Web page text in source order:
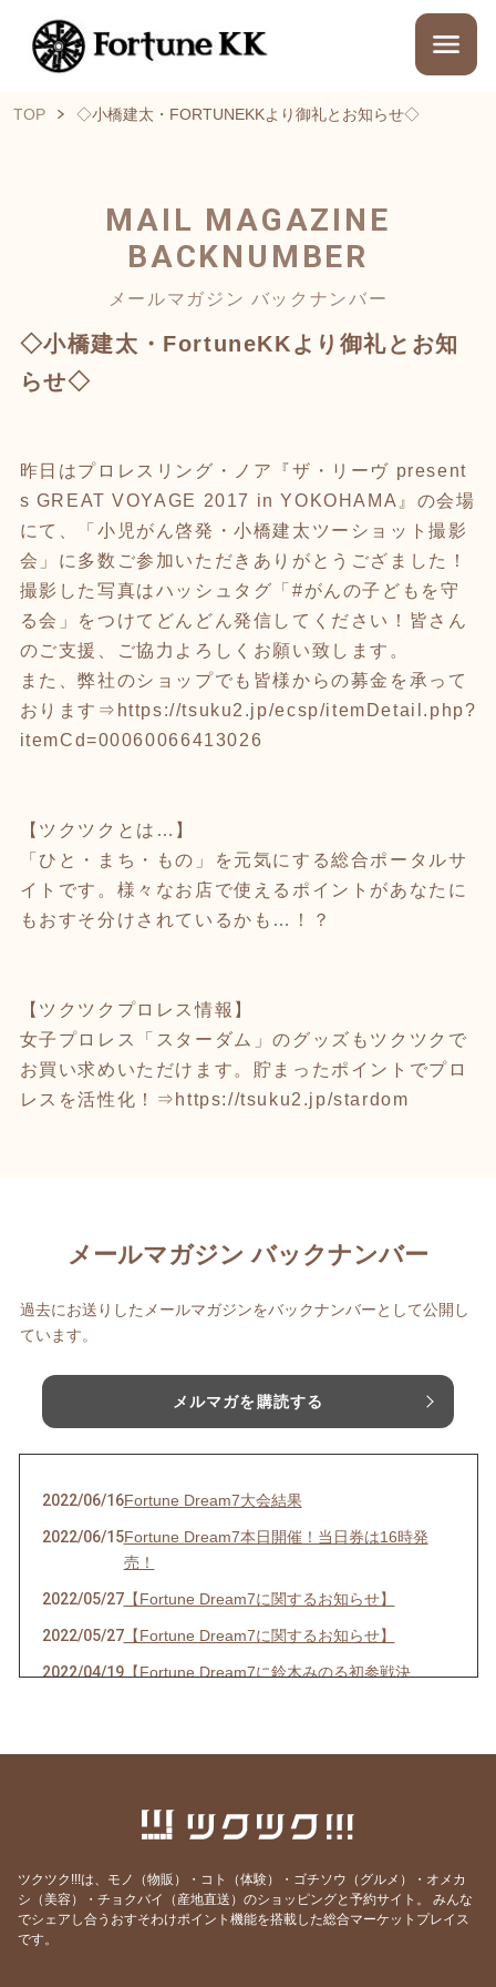
TOP ◇小橋建太・FORTUNEKKより御礼とお知らせ◇
MAIL MAGAZINE
BACKNUMBER
メールマガジン バックナンバー
◇小橋建太・FortuneKKより御礼とお知
らせ◇
昨日はプロレスリング・ノア『ザ・リーヴ present
s GREAT VOYAGE 2017 in YOKOHAMA』の会場
にて、「小児がん啓発・小橋建太ツーショット撮影
会」に多数ご参加いただきありがとうござました！
撮影した写真はハッシュタグ「#がんの子どもを守
る会」をつけてどんどん発信してください！皆さん
のご支援、ご協力よろしくお願い致します。
また、弊社のショップでも皆様からの募金を承って
おります⇒ https://tsuku2.jp/ecsp/itemDetail.php?
itemCd=00060066413026
【ツクツクとは…】
「ひと・まち・もの」を元気にする総合ポータルサ
イトです。様々なお店で使えるポイントがあなたに
もおすそ分けされているかも…！？
【ツクツクプロレス情報】
女子プロレス「スターダム」のグッズもツクツクで
お買い求めいただけます。貯まったポイントでプロ
レスを活性化！⇒ https://tsuku2.jp/stardom
メールマガジン バックナンバー
過去にお送りしたメールマガジンをバックナンバーとして公開し
ています。
メルマガを購読する
2022/06/16Fortune Dream7大会結果
2022/06/15Fortune Dream7本日開催！当日券は16時発
売！
2022/05/27【Fortune Dream7に関するお知らせ】
2022/05/27【Fortune Dream7に関するお知らせ】
2022/04/19【Fortune Dream7に鈴木みのる初参戦決
【出演情報】
【イベント開催のお知らせ】
2021/06/23【お知らせ】
2021/06/13【出演,掲載情報】
ツクツク!!!は、モノ（物販）・コト（体験）・ゴチソウ（グルメ）・オメカ
シ（美容）・チョクバイ（産地直送）のショッピングと予約サイト。
みんな
でシェアし合うおすそわけポイント機能を搭載した総合マーケットプレイス
です。